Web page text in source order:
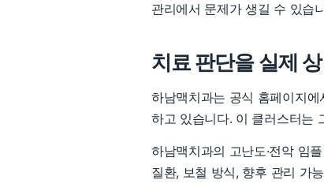
관리에서 문제가 생길 수 있습
치료 판단을 실제
하남맥치과는 공식 홈페이지
하고 있습니다. 이 클러스터는
하남맥치과의 고난도·전악 임
질환, 보철 방식, 향후 관리 가